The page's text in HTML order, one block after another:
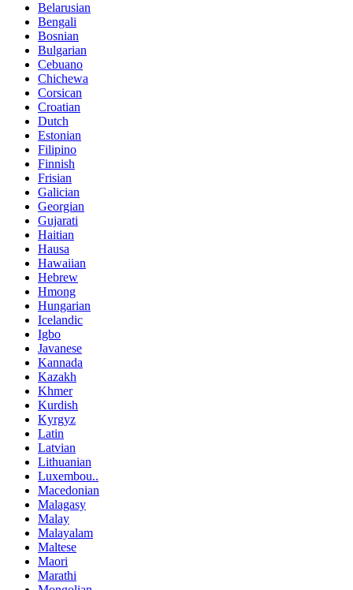
Belarusian
Bengali
Bosnian
Bulgarian
Cebuano
Chichewa
Corsican
Croatian
Dutch
Estonian
Filipino
Finnish
Frisian
Galician
Georgian
Gujarati
Haitian
Hausa
Hawaiian
Hebrew
Hmong
Hungarian
Icelandic
Igbo
Javanese
Kannada
Kazakh
Khmer
Kurdish
Kyrgyz
Latin
Latvian
Lithuanian
Luxembou..
Macedonian
Malagasy
Malay
Malayalam
Maltese
Maori
Marathi